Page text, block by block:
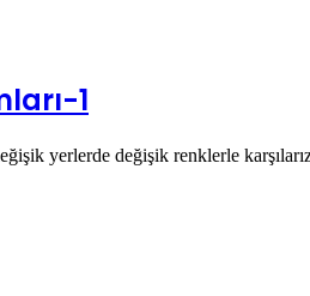
1
yerlerde değişik renklerle